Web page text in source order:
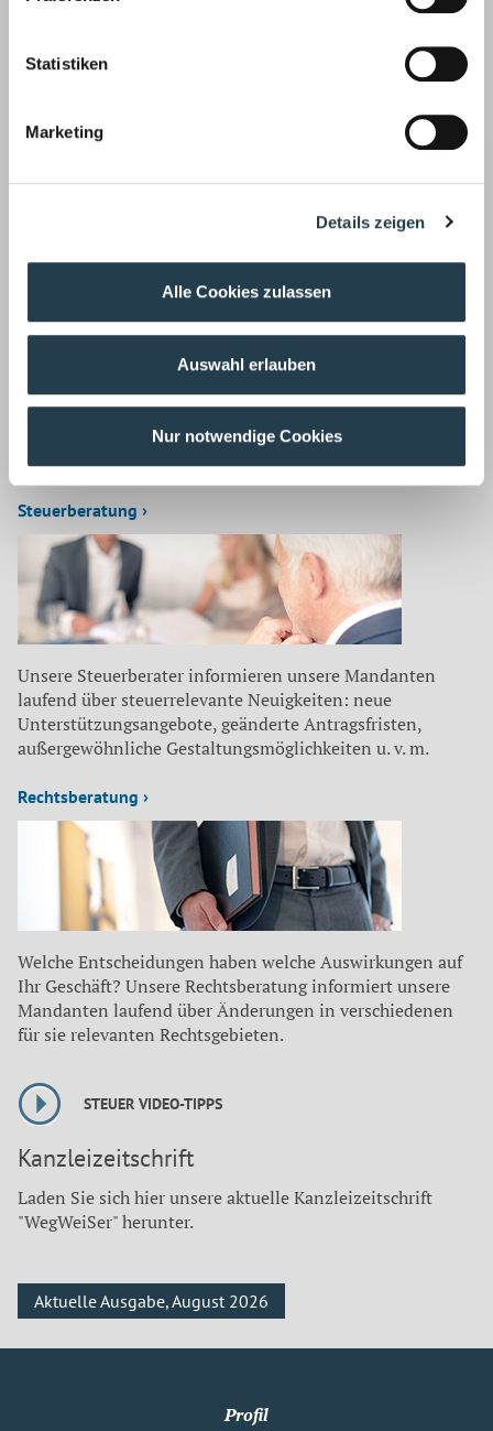
Statistiken
Marketing
Details zeigen
Alle Cookies zulassen
Auswahl erlauben
Nur notwendige Cookies
Unsere Mitarbeiter befassen sich für unsere Mandanten
Unsere Wirtschaftsprüfer prüfen auch Ihren
Jahresabschluss, implementieren Risikofrüherkennungs-
und Kontrollsysteme, achten auf Compliance Regeln und
haben aktuelle Entscheidungen fest im Blick.
Steuerberatung ›
Unsere Steuerberater informieren unsere Mandanten
laufend über steuerrelevante Neuigkeiten: neue
Unterstützungsangebote, geänderte Antragsfristen,
außergewöhnliche Gestaltungsmöglichkeiten u. v. m.
Rechtsberatung ›
Welche Entscheidungen haben welche Auswirkungen auf
Ihr Geschäft? Unsere Rechtsberatung informiert unsere
Mandanten laufend über Änderungen in verschiedenen
für sie relevanten Rechtsgebieten.
STEUER VIDEO-TIPPS
Kanzleizeitschrift
Laden Sie sich hier unsere aktuelle Kanzleizeitschrift
"WegWeiSer" herunter.
Aktuelle Ausgabe, August 2026
Profil